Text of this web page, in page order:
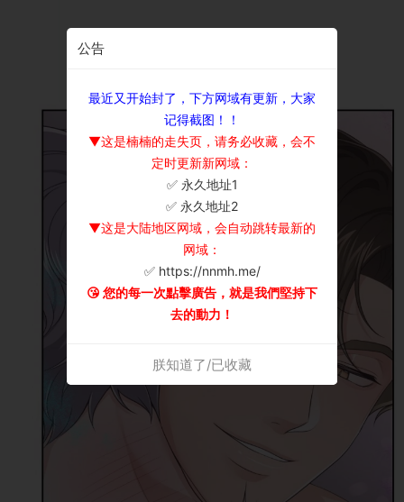
公告
最近又开始封了，下方网域有更新，大家
记得截图！！
▼这是楠楠的走失页，请务必收藏，会不
定时更新新网域：
✅ 永久地址1
✅ 永久地址2
▼这是大陆地区网域，会自动跳转最新的
网域：
✅ https://nnmh.me/
😘 您的每一次點擊廣告，就是我們堅持下
去的動力！
朕知道了/已收藏